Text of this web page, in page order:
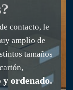
contacto, le
amplio de
tamaños
ordenado.